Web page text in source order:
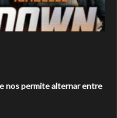
nos permite alternar entre